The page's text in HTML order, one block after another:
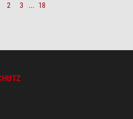
2 3 ... 18